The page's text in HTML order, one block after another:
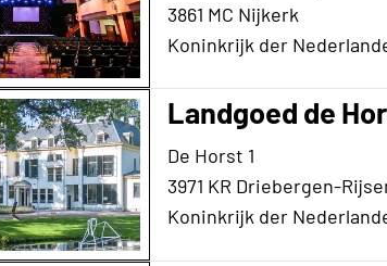
3861 MC Nijkerk
Koninkrijk der
Landgoed de
De Horst 1
3971 KR Driebergen-
Koninkrijk der